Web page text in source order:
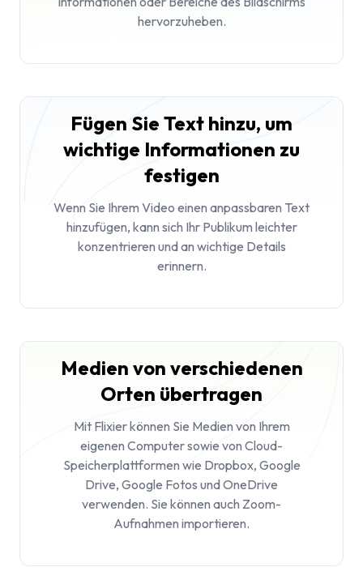
hervorzuheben.
Fügen Sie Text hinzu, um
wichtige Informationen zu
festigen
Wenn Sie Ihrem Video einen anpassbaren Text
hinzufügen, kann sich Ihr Publikum leichter
konzentrieren und an wichtige Details
erinnern.
Medien von verschiedenen
Orten übertragen
Mit Flixier können Sie Medien von Ihrem
eigenen Computer sowie von Cloud-
Speicherplattformen wie Dropbox, Google
Drive, Google Fotos und OneDrive
verwenden. Sie können auch Zoom-
Aufnahmen importieren.